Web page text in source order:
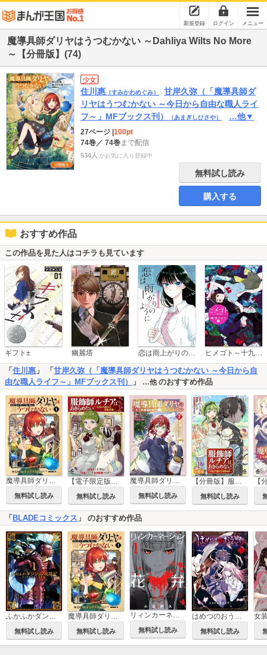
新規登録 ログイン メニュー
魔導具師ダリヤはうつむかない ～Dahliya Wilts No More
～【分冊版】(74)
少女
住川惠 （すみかわめぐみ）
甘岸久弥（「魔導具師ダ
リヤはうつむかない ～今日から自由な職人ライ
フ～」MFブックス刊）
（あまぎしひさや） …他▼
27ページ 100pt
74巻／ 74巻まで配信
534人 がお気に入り登録中
無料試し読み
購入する
おすすめ作品
この作品を見た人はコチラも見ています
ギフト± 幽麗塔 恋は雨上がりのように ヒメゴト～十九歳の制服～
「 住川惠 」 「 甘岸久弥（「魔導具師ダリヤはうつむかない ～今日から自
由な職人ライフ～」MFブックス刊）
」 …他のおすすめ作品
魔導具師ダリヤはうつむかない ～Dahliya Wilts No More～
無料試し読み 無料試し読み
魔導具師ダリヤはうつむかない ～王立高等学院編～
無料試し読み 無料試し読み
「BLADEコミックス 」 のおすすめ作品
ふかふかダンジョン攻略記 ～俺の異世界転生冒険譚～
無料試し読み
魔導具師ダリヤはうつむかない ～Dahliya Wilts No More～
無料試し読み 無料試し読み
はめつのおうこく
無料試し読み